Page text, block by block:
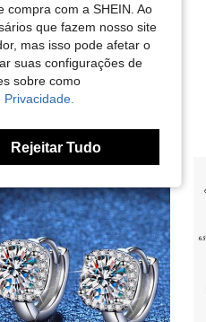
compra com a SHEIN. Ao
que fazem nosso site
mas isso pode afetar o
suas configurações de
sobre como
Rejeitar Tudo